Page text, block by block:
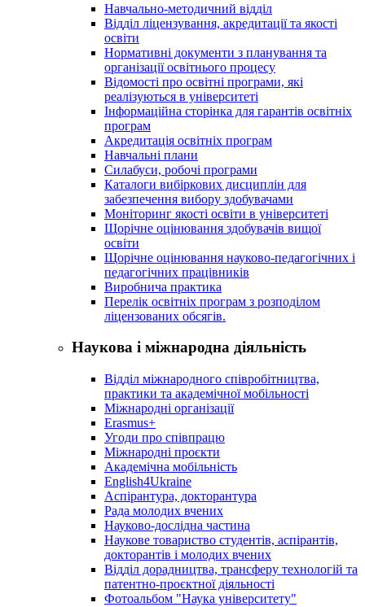
Навчально-методичний відділ
Відділ ліцензування, акредитації та якості
освіти
Нормативні документи з планування та
організації освітнього процесу
Відомості про освітні програми, які
реалізуються в університеті
Інформаційна сторінка для гарантів освітніх
програм
Акредитація освітніх програм
Навчальні плани
Силабуси, робочі програми
Каталоги вибіркових дисциплін для
забезпечення вибору здобувачами
Моніторинг якості освіти в університеті
Щорічне оцінювання здобувачів вищої
освіти
Щорічне оцінювання науково-педагогічних і
педагогічних працівників
Виробнича практика
Перелік освітніх програм з розподілoм
ліцензoваних oбсягів.
Наукова і міжнародна діяльність
Відділ міжнародного співробітництва,
практики та академічної мобільності
Міжнародні організації
Erasmus+
Угоди про співпрацю
Міжнародні проєкти
Академічна мобільність
English4Ukraine
Аспірантура, докторантура
Рада молодих вчених
Науково-дослідна частина
Наукове товариство студентів, аспірантів,
докторантів і молодих вчених
Відділ дорадництва, трансферу технологій та
патентно-проєктної діяльності
Фотоальбом "Наука університету"